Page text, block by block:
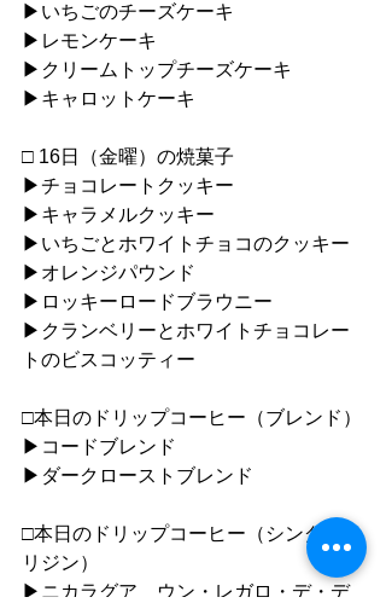
▶︎いちごのチーズケーキ
▶︎レモンケーキ
▶︎クリームトップチーズケーキ
▶︎キャロットケーキ
□ 16日（金曜）の焼菓子
▶︎チョコレートクッキー
▶︎キャラメルクッキー
▶︎いちごとホワイトチョコのクッキー
▶︎オレンジパウンド
▶︎ロッキーロードブラウニー
▶︎クランベリーとホワイトチョコレー
トのビスコッティー
□本日のドリップコーヒー（ブレンド）
▶︎コードブレンド
▶︎ダークローストブレンド
□本日のドリップコーヒー（シングルオ
リジン）
▶︎ニカラグア　ウン・レガロ・デ・デ